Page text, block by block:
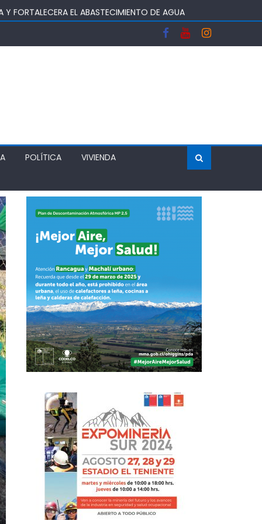
FORTALECERA EL ABASTECIMIENTO DE AGUA
DEL SISTEMA FRONTAL Y APOYAR AL SECTOR
POLÍTICA VIVIENDA